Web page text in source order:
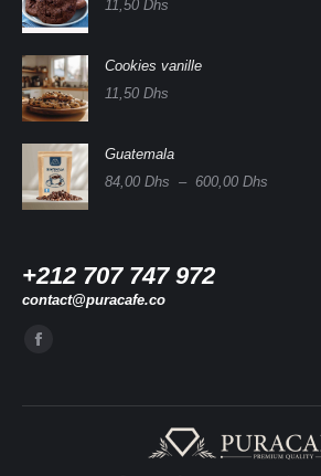
11,50 Dhs
Cookies vanille
11,50 Dhs
Guatemala
84,00 Dhs – 600,00 Dhs
+212 707 747 972
contact@puracafe.co
Trouvez nous sur :
Facebook